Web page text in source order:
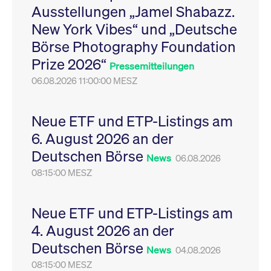
Ausstellungen „Jamel Shabazz.
New York Vibes“ und „Deutsche
Börse Photography Foundation
Prize 2026“ Pressemitteilungen
06.08.2026 11:00:00 MESZ
Neue ETF und ETP-Listings am
6. August 2026 an der
Deutschen Börse News 06.08.2026
08:15:00 MESZ
Neue ETF und ETP-Listings am
4. August 2026 an der
Deutschen Börse News 04.08.2026
08:15:00 MESZ
Leistung der Website
zu messen. Es handelt
sich um ein Muster-
Cookie, bei dem auf
das Präfix _pk_ses
eine kurze Reihe von
VISITOR_PRIVACY_METADATA
YouTube
.youtube.com
6
Monate
Dieses Cookie dient
Speicherung der
Einwilligungs- und
des Nutzers für ihre
Interaktion mit der
Sitzungen geehrt